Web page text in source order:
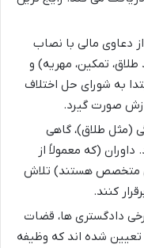
دعاوی مالی با نصاب
تمکین، مهریه) و
به شورای حل اختلاف
صورت گیرد.
(مثل طلاق)، گاهی
(که معمولاً از
متخصص هستند) تلاش
کنند.
دادگستری ها، قضات
شده اند که وظیفه